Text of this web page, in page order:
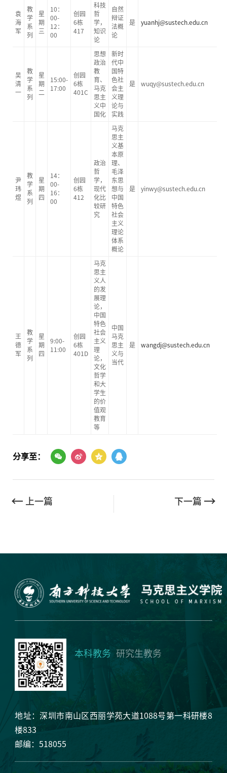
袁
海
军
教
学
系
列
星
期
三
10：
00-
12：
00
创园
6栋
417
科技
哲
学，
知识
论
自然
辩证
法概
论
是 yuanhj@sustech.edu.cn
吴
清
一
教
学
系
列
星
期
二
15:00-
17:00
创园
6栋
401C
思想
政治
教
育、
马克
思主
义中
国化
新时
代中
国特
色社
会主
义理
论与
实践
是 wuqy@sustech.edu.cn
尹
玮
煜
教
学
系
列
星
期
四
14：
00-
16：
00
创园
6栋
412
政治
哲
学，
现代
化比
较研
究
马克
思主
义基
本原
理、
毛泽
东思
想与
中国
特色
社会
主义
理论
体系
概论
是 yinwy@sustech.edu.cn
王
德
军
教
学
系
列
星
期
四
9:00-
11:00
创园
6栋
401D
马克
思主
义人
的发
展理
论，
中国
特色
社会
主义
理
论，
文化
哲学
和大
学生
的价
值观
教育
等
中国
马克
思主
义与
当代
是 wangdj@sustech.edu.cn
分享至：
上一篇 下一篇
本科教务 研究生教务
地址：深圳市南山区西丽学苑大道1088号第一科研楼8
楼833
邮编：518055